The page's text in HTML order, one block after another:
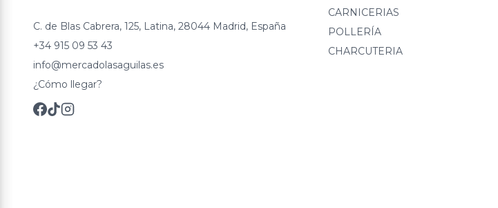
C. de Blas Cabrera, 125, Latina, 28044 Madrid, España
+34 915 09 53 43
info@mercadolasaguilas.es
¿Cómo llegar?
CARNICERIAS
POLLERÍA
CHARCUTERIA